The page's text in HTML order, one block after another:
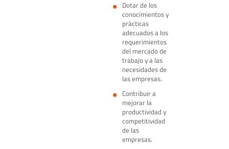
Dotar de los
conocimientos y
prácticas
adecuados a los
requerimientos
del mercado de
trabajo y a las
necesidades de
las empresas.
Contribuir a
mejorar la
productividad y
competitividad
de las
empresas.